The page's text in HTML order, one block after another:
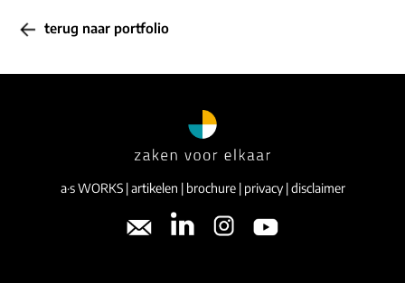
terug naar portfolio
a·s WORKS|artikelen | brochure| privacy|disclaimer